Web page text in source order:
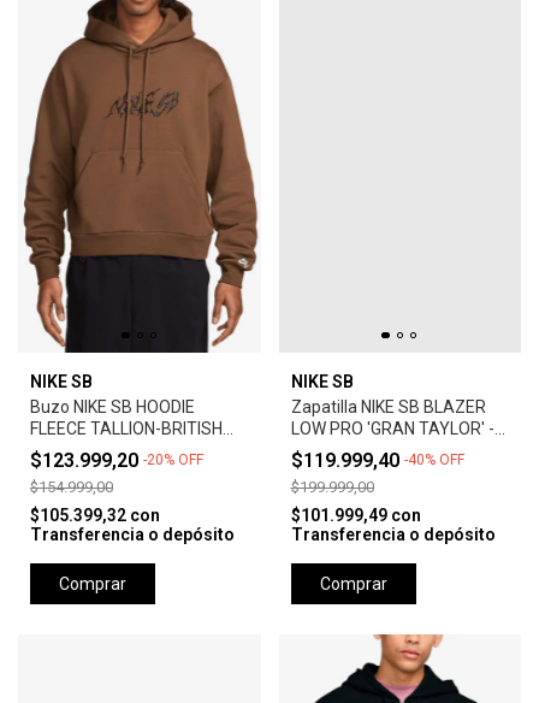
NIKE SB
Buzo NIKE SB HOODIE
FLEECE TALLION-BRITISH
TAN
$123.999,20 -20% OFF
$154.999,00
$105.399,32 con
Transferencia o depósito
Comprar
NIKE SB
Zapatilla NIKE SB BLAZER
LOW PRO 'GRAN TAYLOR' -
SUMMIT WHITE
$119.999,40 -40% OFF
$199.999,00
$101.999,49 con
Transferencia o depósito
Comprar